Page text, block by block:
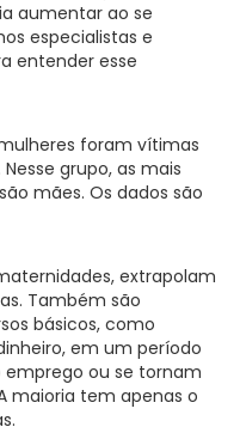
aumentar ao se
especialistas e
entender esse
foram vítimas
grupo, as mais
mães. Os dados são
extrapolam
Também são
básicos, como
em um período
ou se tornam
maioria tem apenas o